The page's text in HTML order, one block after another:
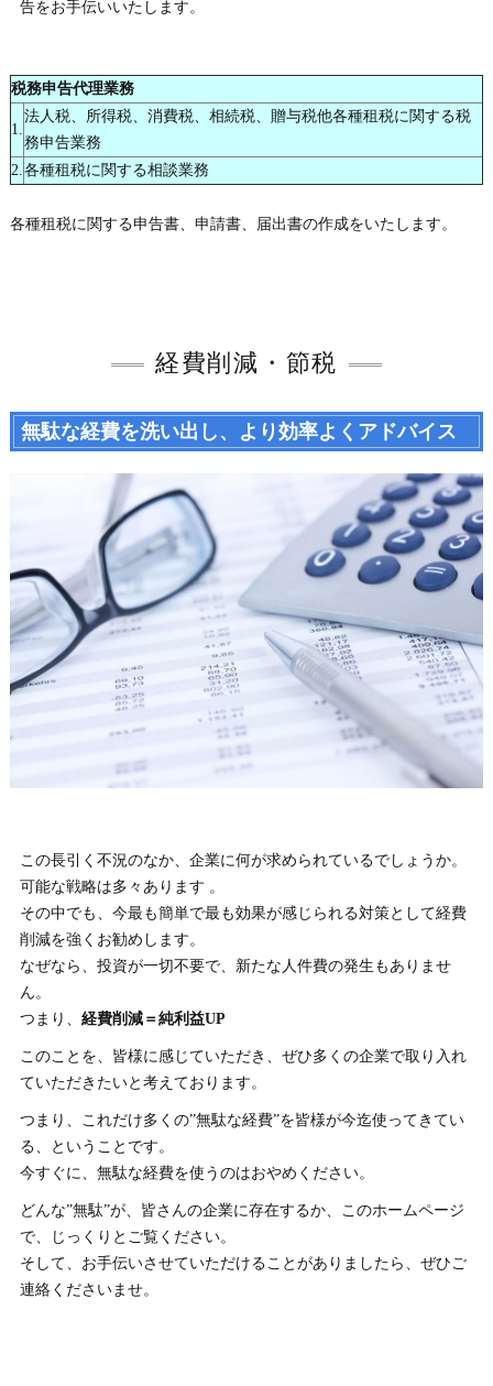
告をお手伝いいたします。
税務申告代理業務
1.
法人税、所得税、消費税、相続税、贈与税他各種租税に関する税
務申告業務
2. 各種租税に関する相談業務
各種租税に関する申告書、申請書、届出書の作成をいたします。
経費削減・節税
無駄な経費を洗い出し、より効率よくアドバイス
この長引く不況のなか、企業に何が求められているでしょうか。
可能な戦略は多々あります 。
その中でも、今最も簡単で最も効果が感じられる対策として経費
削減を強くお勧めします。
なぜなら、投資が一切不要で、新たな人件費の発生もありませ
ん。
つまり、 経費削減＝純利益UP
このことを、皆様に感じていただき、ぜひ多くの企業で取り入れ
ていただきたいと考えております。
つまり、これだけ多くの”無駄な経費”を皆様が今迄使ってきてい
る、ということです。
今すぐに、無駄な経費を使うのはおやめください。
どんな”無駄”が、皆さんの企業に存在するか、このホームページ
で、じっくりとご覧ください。
そして、お手伝いさせていただけることがありましたら、ぜひご
連絡くださいませ。